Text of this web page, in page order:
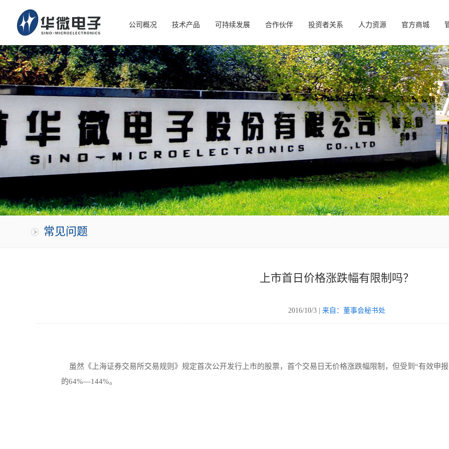
公司概况 技术产品 可持续发展 合作伙伴 投资者关系 人力资源 官方商城
常见问题
上市首日价格涨跌幅有限制吗？
2016/10/3 | 来自：董事会秘书处
虽然《上海证券交易所交易规则》规定首次公开发行上市的股票，首个交易日无价格涨跌幅限制，但受到“有效申
的64%—144%。